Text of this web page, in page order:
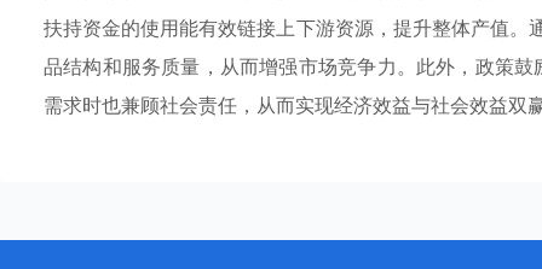
扶持资金的使用能有效链接上下游资源，提升整体产值
品结构和服务质量，从而增强市场竞争力。此外，政策
需求时也兼顾社会责任，从而实现经济效益与社会效益双